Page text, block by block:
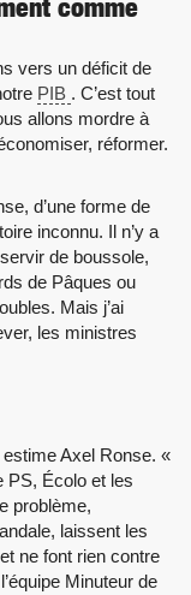
comme
vers un déficit de
PIB . C’est tout
allons mordre à
réformer.
d’une forme de
inconnu. Il n’y a
de boussole,
de Pâques ou
Mais j’ai
les ministres
Axel Ronse. «
PS, Écolo et les
problème,
laissent les
ne font rien contre
Minuteur de